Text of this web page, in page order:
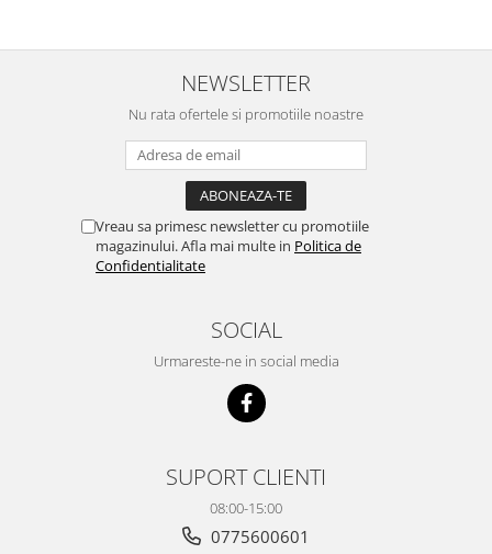
NEWSLETTER
Nu rata ofertele si promotiile noastre
Vreau sa primesc newsletter cu promotiile
magazinului. Afla mai multe in Politica de
Confidentialitate
SOCIAL
Urmareste-ne in social media
SUPORT CLIENTI
08:00-15:00
0775600601